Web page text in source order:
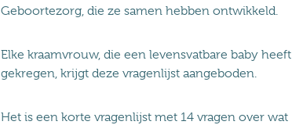
Geboortezorg, die ze samen hebben ontwikkeld.
Elke kraamvrouw, die een levensvatbare baby heeft
gekregen, krijgt deze vragenlijst aangeboden.
Het is een korte vragenlijst met 14 vragen over wat